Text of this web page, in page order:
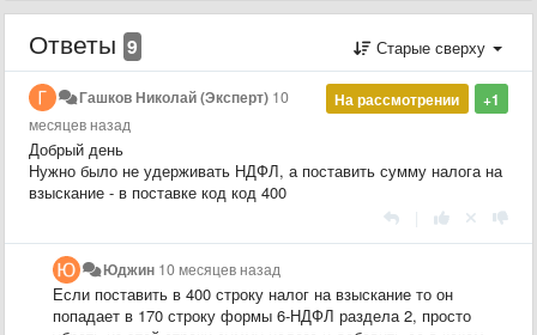
Ответы 9 Старые сверху
+1
На рассмотрении
Гашков Николай (Эксперт) 10
месяцев назад
Добрый день
Нужно было не удерживать НДФЛ, а поставить сумму налога на
взыскание - в поставке код код 400
Юджин 10 месяцев назад
Если поставить в 400 строку налог на взыскание то он
попадает в 170 строку формы 6-НДФЛ раздела 2, просто